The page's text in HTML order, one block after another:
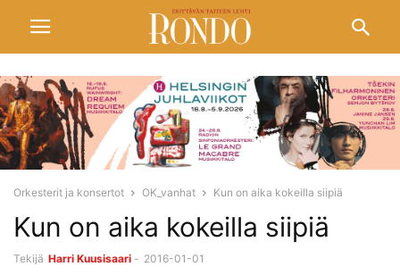
Orkesterit ja konsertot OK_vanhat Kun on aika kokeilla siipiä
Kun on aika kokeilla siipiä
Tekijä Harri Kuusisaari - 2016-01-01